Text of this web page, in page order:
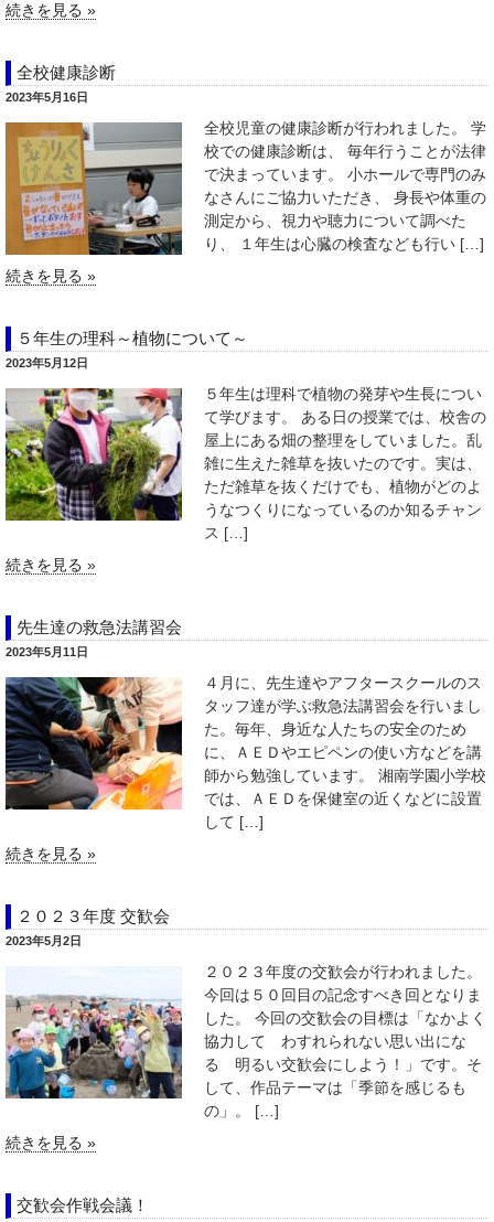
続きを見る »
全校健康診断
2023年5月16日
全校児童の健康診断が行われました。 学
校での健康診断は、 毎年行うことが法律
で決まっています。 小ホールで専門のみ
なさんにご協力いただき、 身長や体重の
測定から、視力や聴力について調べた
り、 １年生は心臓の検査なども行い […]
続きを見る »
５年生の理科～植物について～
2023年5月12日
５年生は理科で植物の発芽や生長につい
て学びます。 ある日の授業では、校舎の
屋上にある畑の整理をしていました。乱
雑に生えた雑草を抜いたのです。実は、
ただ雑草を抜くだけでも、植物がどのよ
うなつくりになっているのか知るチャン
ス […]
続きを見る »
先生達の救急法講習会
2023年5月11日
４月に、先生達やアフタースクールのス
タッフ達が学ぶ救急法講習会を行いまし
た。毎年、身近な人たちの安全のため
に、ＡＥＤやエピペンの使い方などを講
師から勉強しています。 湘南学園小学校
では、ＡＥＤを保健室の近くなどに設置
して […]
続きを見る »
２０２３年度 交歓会
2023年5月2日
２０２３年度の交歓会が行われました。
今回は５０回目の記念すべき回となりま
した。 今回の交歓会の目標は「なかよく
協力して わすれられない思い出にな
る 明るい交歓会にしよう！」です。そ
して、作品テーマは「季節を感じるも
の」。 […]
続きを見る »
交歓会作戦会議！